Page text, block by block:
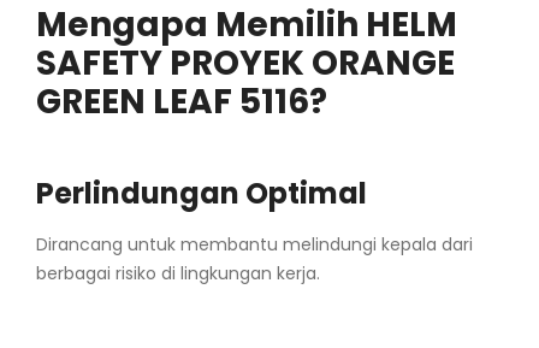
Mengapa Memilih HELM
SAFETY PROYEK ORANGE
GREEN LEAF 5116?
Perlindungan Optimal
Dirancang untuk membantu melindungi kepala dari
berbagai risiko di lingkungan kerja.